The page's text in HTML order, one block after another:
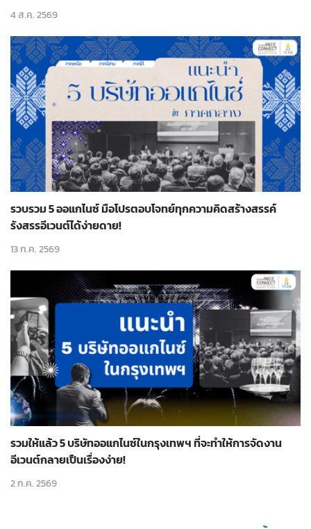
4 ส.ค. 2569
รวบรวม 5 ออแกไนซ์ มือโปรตอบโจทย์ทุกความคิดสร้างสรรค์
รังสรรอีเวนต์ได้ง่ายดาย!
13 ก.ค. 2569
รวมให้แล้ว 5 บริษัทออแกไนซ์ในกรุงเทพฯ ที่จะทำให้การจัดงาน
อีเวนต์กลายเป็นเรื่องง่าย!
2 ก.ค. 2569